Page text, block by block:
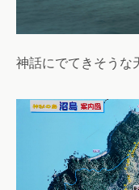
神話にでてきそうな